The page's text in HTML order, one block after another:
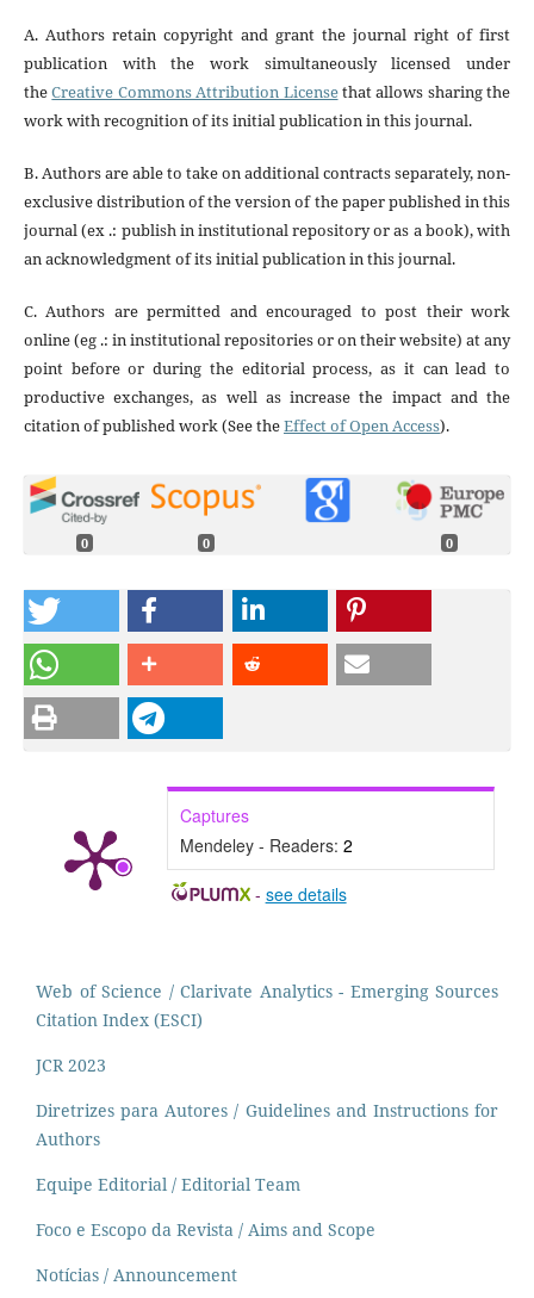
A. Authors retain copyright and grant the journal right of first
publication with the work simultaneously licensed under
theCreative Commons Attribution Licensethat allows sharing the
work with recognition of its initial publication in this journal.
B. Authors are able to take on additional contracts separately, non-
exclusive distribution of the version of the paper published in this
journal (ex .: publish in institutional repository or as a book), with
an acknowledgment of its initial publication in this journal.
C. Authors are permitted and encouraged to post their work
online (eg .: in institutional repositories or on their website) at any
point before or during the editorial process, as it can lead to
productive exchanges, as well as increase the impact and the
citation of published work (See theEffect of Open Access).
0 0 0
Captures
Mendeley - Readers: 2
- see details
Web of Science / Clarivate Analytics - Emerging Sources
Citation Index (ESCI)
JCR 2023
Diretrizes para Autores / Guidelines and Instructions for
Authors
Equipe Editorial / Editorial Team
Foco e Escopo da Revista / Aims and Scope
Notícias / Announcement